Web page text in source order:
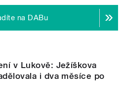
na DABu
v Lukově: Ježíškova
i dva měsíce po